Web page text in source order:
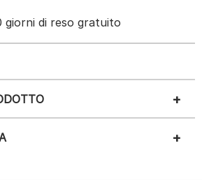
giorni di reso gratuito